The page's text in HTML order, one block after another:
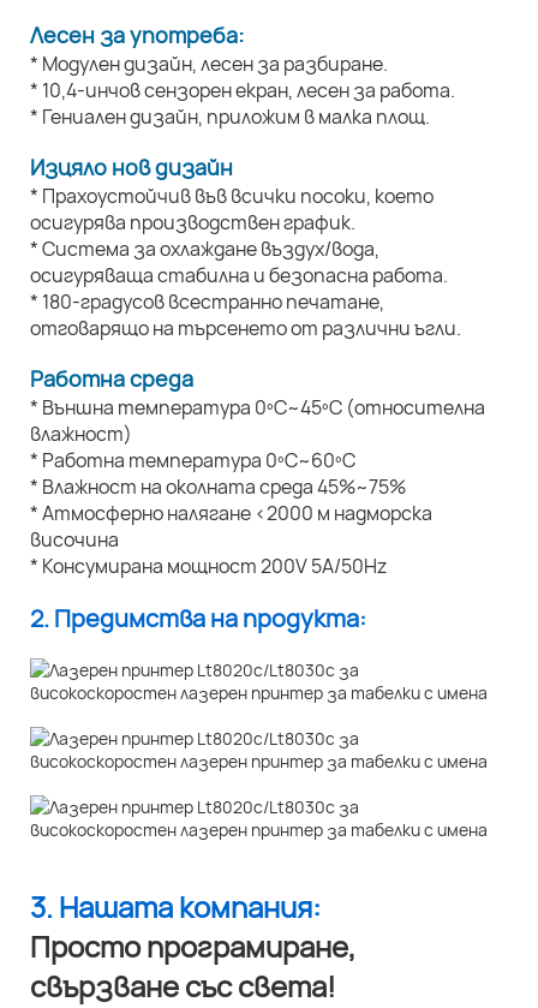
Лесен за употреба:
* Модулен дизайн, лесен за разбиране.
* 10,4-инчов сензорен екран, лесен за работа.
* Гениален дизайн, приложим в малка площ.
Изцяло нов дизайн
* Прахоустойчив във всички посоки, което
осигурява производствен график.
* Система за охлаждане въздух/вода,
осигуряваща стабилна и безопасна работа.
* 180-градусов всестранно печатане,
отговарящо на търсенето от различни ъгли.
Работна среда
* Външна температура 0ºC~45ºC (относителна
влажност)
* Работна температура 0ºC~60ºC
* Влажност на околната среда 45%~75%
* Атмосферно налягане <2000 м надморска
височина
* Консумирана мощност 200V 5A/50Hz
2. Предимства на продукта:
3. Нашата компания:
Просто програмиране,
свързване със света!